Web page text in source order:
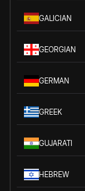
GALICIAN
GEORGIAN
GERMAN
GREEK
GUJARATI
HEBREW